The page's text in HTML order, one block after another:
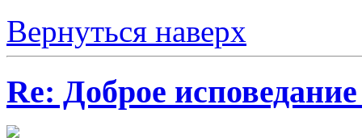
Вернуться наверх
Re: Доброе